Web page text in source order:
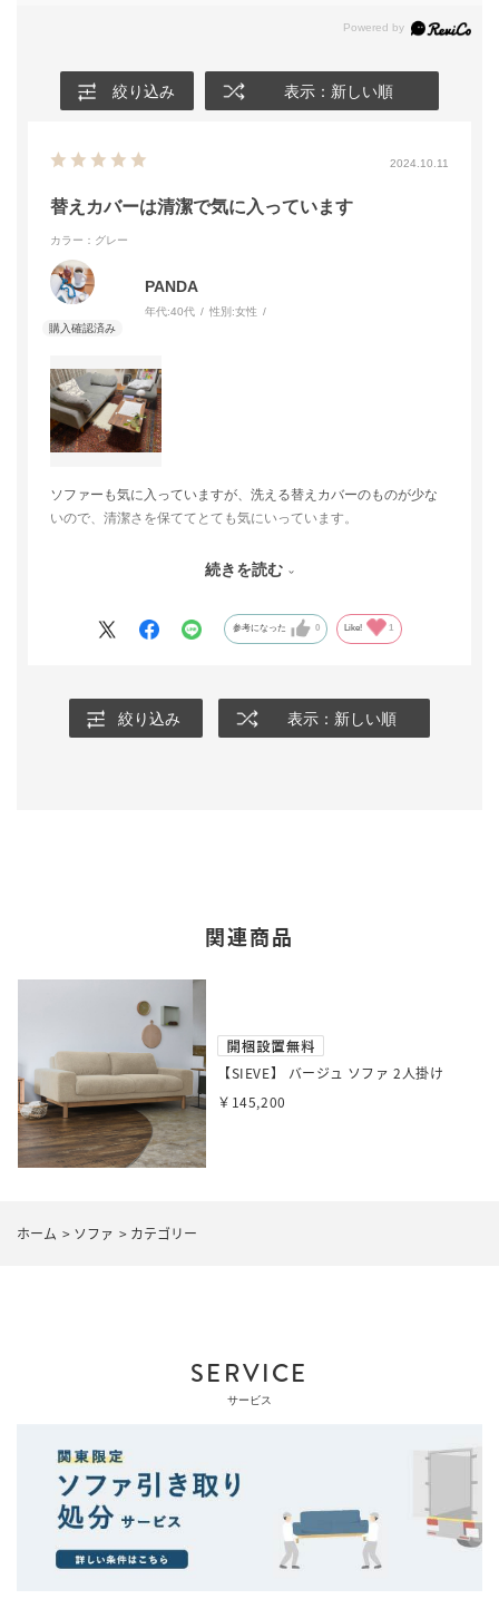
絞り込み 表示：新しい順
2024.10.11
替えカバーは清潔で気に入っています
カラー：グレー
PANDA
年代:40代 性別:女性
ソファーも気に入っていますが、洗える替えカバーのものが少な
いので、清潔さを保ててとても気にいっています。
次は色違いの購入を考えていますので、オットマンの替えカバー
続きを読む
参考になった 0 Like! 1
絞り込み 表示：新しい順
関連商品
【SIEVE】 バージュ ソファ 2人掛け
￥145,200
ホーム > ソファ > カテゴリー
SERVICE
サービス